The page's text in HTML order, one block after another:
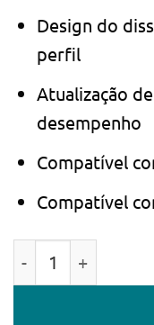
Design do
perfil
Atualização
desempenho
Compatível
Compatível